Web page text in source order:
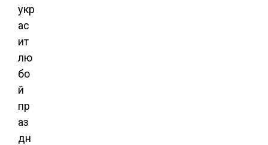
укр
ас
ит
лю
бо
й
пр
аз
дн